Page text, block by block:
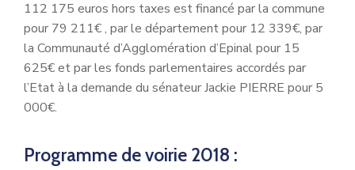
112 175 euros hors taxes est financé par la commune
pour 79 211€ , par le département pour 12 339€, par
la Communauté d’Agglomération d’Epinal pour 15
625€ et par les fonds parlementaires accordés par
l’Etat à la demande du sénateur Jackie PIERRE pour 5
000€.
Programme de voirie 2018 :